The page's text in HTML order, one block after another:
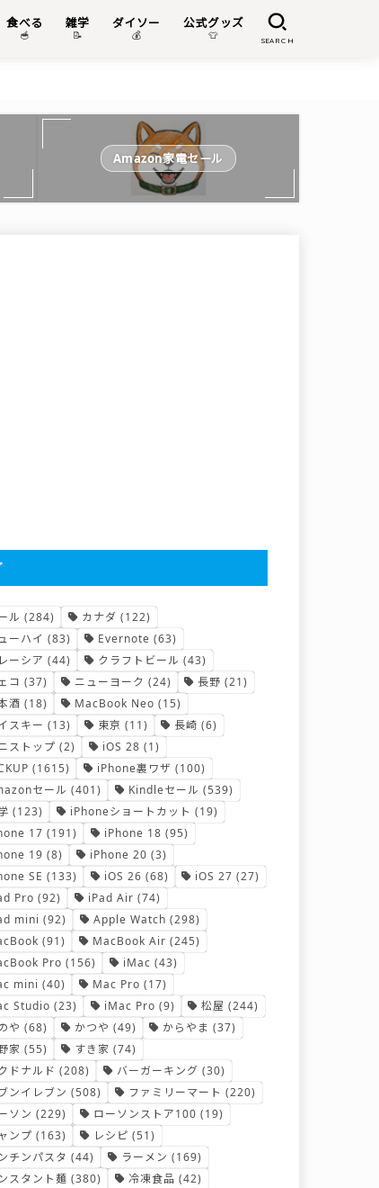
食べる
🥣
雑学
📝
ダイソー
💰
公式グッズ
👕 SEARCH
Amazon家電セール
ル (284) カナダ (122)
ーハイ (83) Evernote (63)
ーシア (44) クラフトビール (43)
コ (37) ニューヨーク (24) 長野 (21)
酒 (18) MacBook Neo (15)
スキー (13) 東京 (11) 長崎 (6)
ストップ (2) iOS 28 (1)
(1615) iPhone裏ワザ (100)
セール (401) Kindleセール (539)
(123) iPhoneショートカット (19)
17 (191) iPhone 18 (95)
19 (8) iPhone 20 (3)
SE (133) iOS 26 (68) iOS 27 (27)
Pro (92) iPad Air (74)
mini (92) Apple Watch (298)
(91) MacBook Air (245)
Pro (156) iMac (43)
mini (40) Mac Pro (17)
Studio (23) iMac Pro (9) 松屋 (244)
や (68) かつや (49) からやま (37)
家 (55) すき家 (74)
ドナルド (208) バーガーキング (30)
ンイレブン (508) ファミリーマート (220)
ソン (229) ローソンストア100 (19)
ンプ (163) レシピ (51)
チンパスタ (44) ラーメン (169)
スタント麺 (380) 冷凍食品 (42)